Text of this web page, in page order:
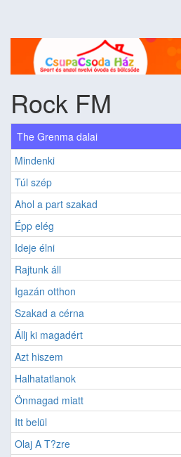
Rock FM
The Grenma dalai
Mindenki
Túl szép
Ahol a part szakad
Épp elég
Ideje élni
Rajtunk áll
Igazán otthon
Szakad a cérna
Állj ki magadért
Azt hiszem
Halhatatlanok
Önmagad miatt
Itt belül
Olaj A T?zre